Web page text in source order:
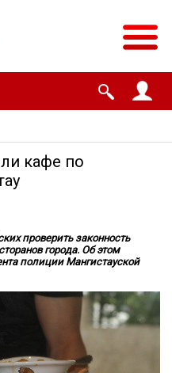
кафе по
проверить законность
города. Об этом
полиции Мангистауской